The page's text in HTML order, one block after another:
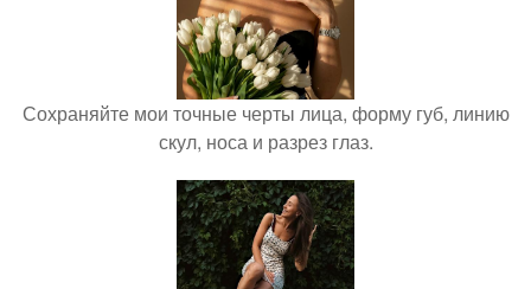
Сохраняйте мои точные черты лица, форму губ, линию
скул, носа и разрез глаз.